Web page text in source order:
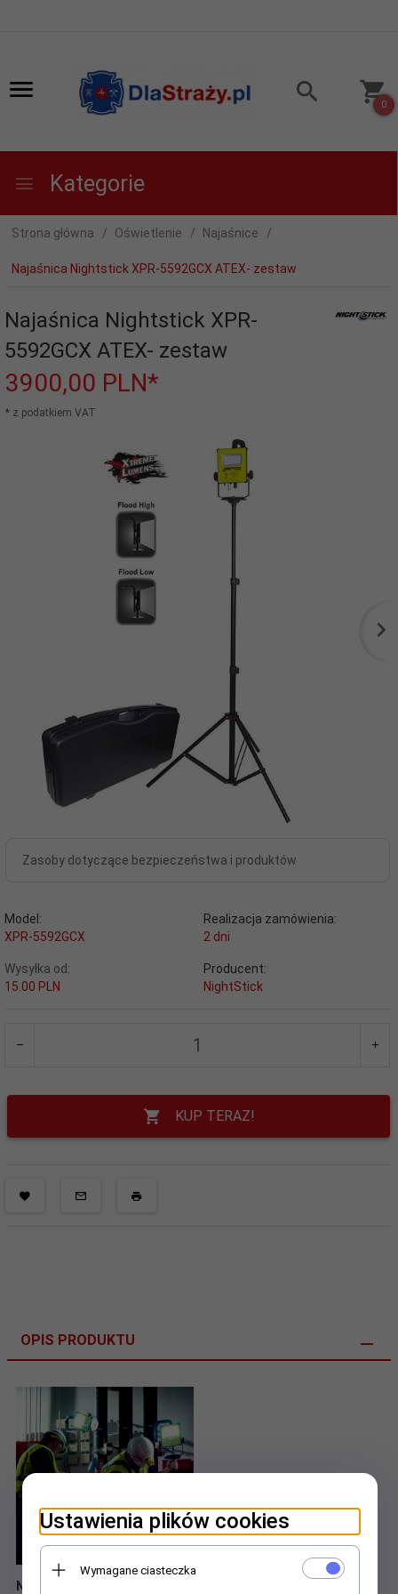
0
Kategorie
Strona główna Oświetlenie Najaśnice
Najaśnica Nightstick XPR-5592GCX ATEX- zestaw
Najaśnica Nightstick XPR-
5592GCX ATEX- zestaw
3900,00 PLN*
* z podatkiem VAT
Zasoby dotyczące bezpieczeństwa i produktów
Model:
XPR-5592GCX
Realizacja zamówienia:
2 dni
Wysyłka od:
15.00 PLN
Producent:
NightStick
KUP TERAZ!
OPIS PRODUKTU
Najaśnica akumulatorowa Nightstick XPR-5592GCX
Ustawienia plików cookies
Wymagane ciasteczka